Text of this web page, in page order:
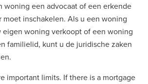
woning een advocaat of een erkende
moet inschakelen. Als u een woning
woning verkoopt of een woning
familielid, kunt u de juridische zaken
important limits. If there is a mortgage